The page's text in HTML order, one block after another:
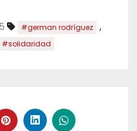
#german rodríguez ,
#solidaridad